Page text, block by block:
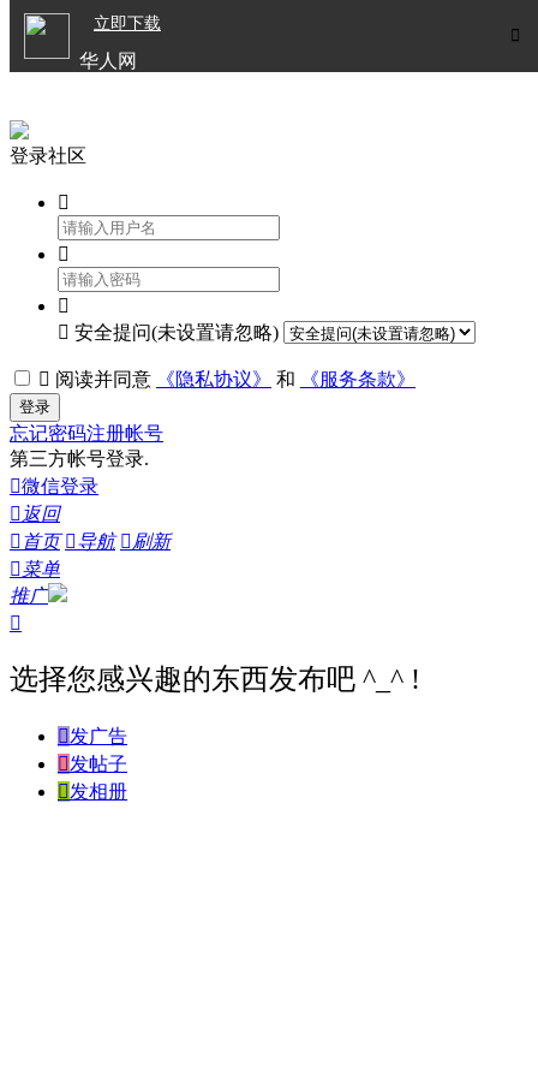

立即下载
华人网
登录社区



 安全提问(未设置请忽略)
 阅读并同意 《隐私协议》 和 《服务条款》
登录
忘记密码注册帐号
第三方帐号登录.
微信登录
 返回
 首页 导航 刷新
菜单
推广

选择您感兴趣的东西发布吧 ^_^ !
发广告
发帖子
发相册